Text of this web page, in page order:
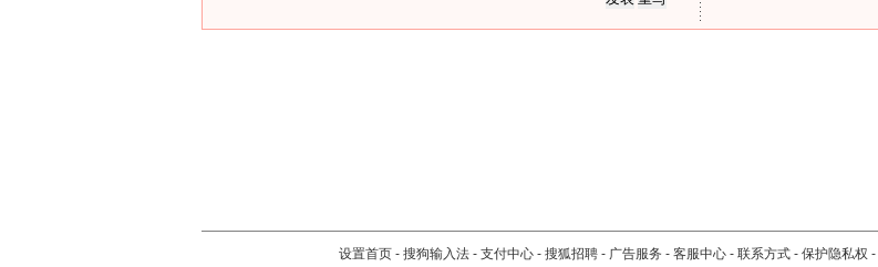
设置首页 - 搜狗输入法 - 支付中心 - 搜狐招聘 - 广告服务 - 客服中心 - 联系方式 - 保护隐私权 -